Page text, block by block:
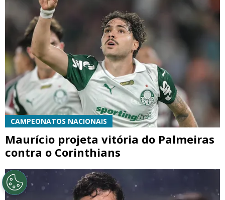
CAMPEONATOS NACIONAIS
Maurício projeta vitória do Palmeiras
contra o Corinthians